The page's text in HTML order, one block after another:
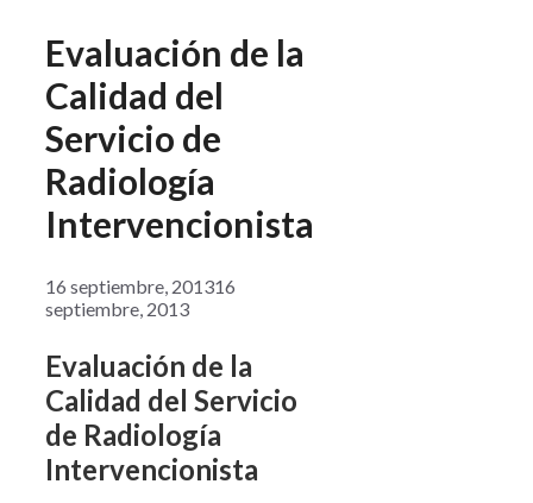
Evaluación de la
Calidad del
Servicio de
Radiología
Intervencionista
16 septiembre, 201316
septiembre, 2013
Evaluación de la
Calidad del Servicio
de Radiología
Intervencionista